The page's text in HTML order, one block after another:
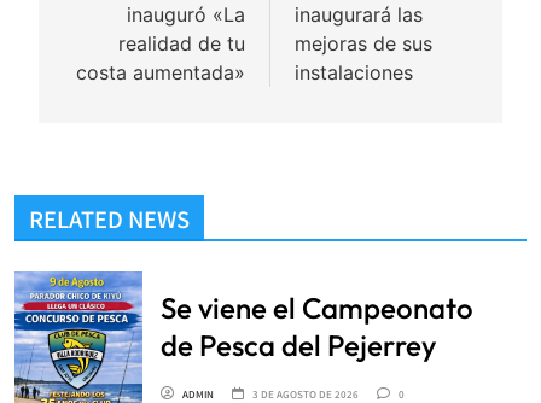
entradas
inauguró «La
realidad de tu
costa aumentada»
inaugurará las
mejoras de sus
instalaciones
RELATED NEWS
Se viene el Campeonato
de Pesca del Pejerrey
ADMIN 3 DE AGOSTO DE 2026 0